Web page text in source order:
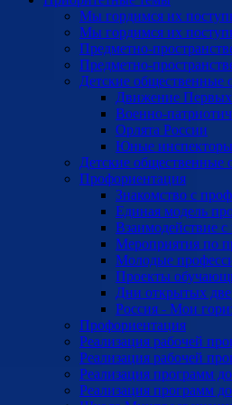
Мы гордимся их
Мы гордимся их
Предметно-
Предметно-
Детские общественные
Движение Первых
Военно-
Орлята России
Юные
Детские общественные
Профориентация
Знакомство с
Единая модель
Взаимодействие
Мероприятия по
Молодые
Проекты
Дни открытых
Россия - Мои
Профориентация
Реализация рабочей
Реализация рабочей
Реализация программ
Реализация программ